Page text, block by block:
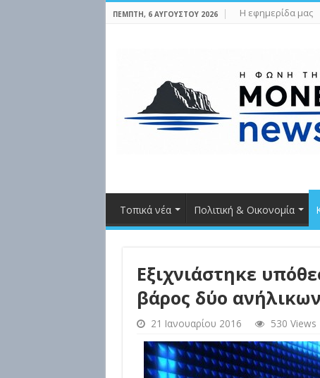
ΠΈΜΠΤΗ, 6 ΑΥΓΟΎΣΤΟΥ 2026 Η εφημερίδα μας
Τοπικά νέα Πολιτική & Οικονομία
Εξιχνιάστηκε
βάρος δύο
21 Ιανουαρίου 2016 530 Views